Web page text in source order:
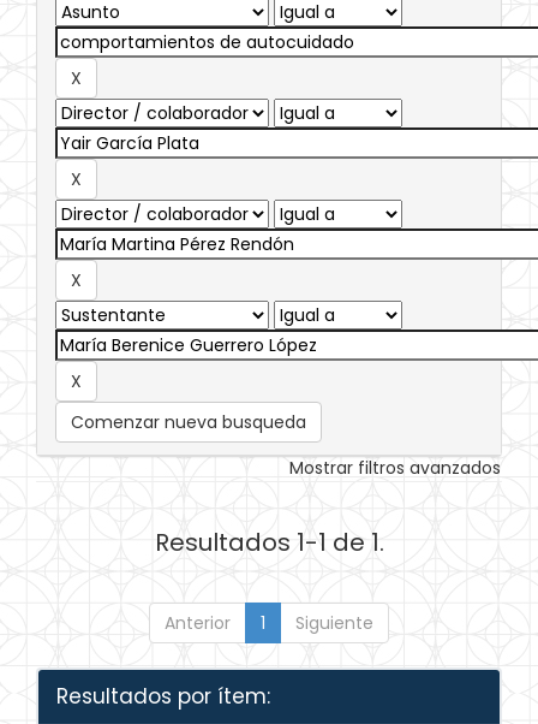
Comenzar nueva busqueda
Mostrar filtros avanzados
Resultados 1-1 de 1.
Anterior 1 Siguiente
Resultados por ítem: